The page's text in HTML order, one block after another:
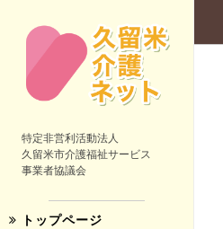
特定非営利活動法人
久留米市介護福祉サービス
事業者協議会
トップページ